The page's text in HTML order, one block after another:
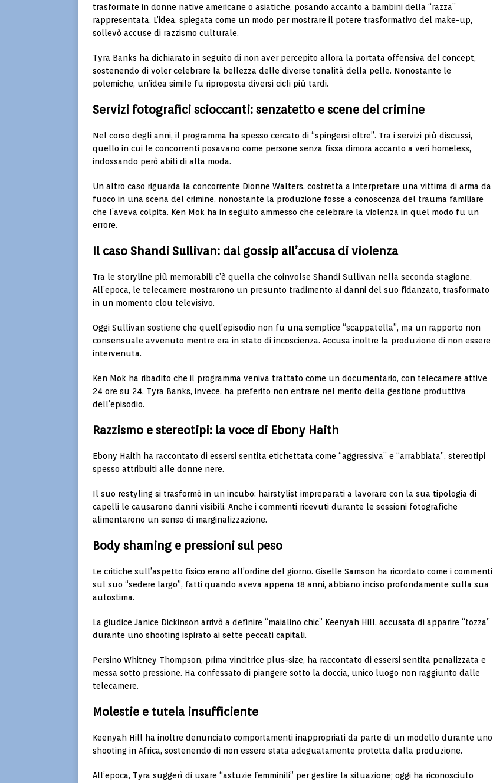
trasformate in donne native americane o asiatiche, posando accanto a bambini della “razza”
rappresentata. L’idea, spiegata come un modo per mostrare il potere trasformativo del make-up,
sollevò accuse di razzismo culturale.
Tyra Banks ha dichiarato in seguito di non aver percepito allora la portata offensiva del concept,
sostenendo di voler celebrare la bellezza delle diverse tonalità della pelle. Nonostante le
polemiche, un’idea simile fu riproposta diversi cicli più tardi.
Servizi fotografici scioccanti: senzatetto e scene del crimine
Nel corso degli anni, il programma ha spesso cercato di “spingersi oltre”. Tra i servizi più discussi,
quello in cui le concorrenti posavano come persone senza fissa dimora accanto a veri homeless,
indossando però abiti di alta moda.
Un altro caso riguarda la concorrente Dionne Walters, costretta a interpretare una vittima di arma da
fuoco in una scena del crimine, nonostante la produzione fosse a conoscenza del trauma familiare
che l’aveva colpita. Ken Mok ha in seguito ammesso che celebrare la violenza in quel modo fu un
errore.
Il caso Shandi Sullivan: dal gossip all’accusa di violenza
Tra le storyline più memorabili c’è quella che coinvolse Shandi Sullivan nella seconda stagione.
All’epoca, le telecamere mostrarono un presunto tradimento ai danni del suo fidanzato, trasformato
in un momento clou televisivo.
Oggi Sullivan sostiene che quell’episodio non fu una semplice “scappatella”, ma un rapporto non
consensuale avvenuto mentre era in stato di incoscienza. Accusa inoltre la produzione di non essere
intervenuta.
Ken Mok ha ribadito che il programma veniva trattato come un documentario, con telecamere attive
24 ore su 24. Tyra Banks, invece, ha preferito non entrare nel merito della gestione produttiva
dell’episodio.
Razzismo e stereotipi: la voce di Ebony Haith
Ebony Haith ha raccontato di essersi sentita etichettata come “aggressiva” e “arrabbiata”, stereotipi
spesso attribuiti alle donne nere.
Il suo restyling si trasformò in un incubo: hairstylist impreparati a lavorare con la sua tipologia di
capelli le causarono danni visibili. Anche i commenti ricevuti durante le sessioni fotografiche
alimentarono un senso di marginalizzazione.
Body shaming e pressioni sul peso
Le critiche sull’aspetto fisico erano all’ordine del giorno. Giselle Samson ha ricordato come i commenti
sul suo “sedere largo”, fatti quando aveva appena 18 anni, abbiano inciso profondamente sulla sua
autostima.
La giudice Janice Dickinson arrivò a definire “maialino chic” Keenyah Hill, accusata di apparire “tozza”
durante uno shooting ispirato ai sette peccati capitali.
Persino Whitney Thompson, prima vincitrice plus-size, ha raccontato di essersi sentita penalizzata e
messa sotto pressione. Ha confessato di piangere sotto la doccia, unico luogo non raggiunto dalle
telecamere.
Molestie e tutela insufficiente
Keenyah Hill ha inoltre denunciato comportamenti inappropriati da parte di un modello durante uno
shooting in Africa, sostenendo di non essere stata adeguatamente protetta dalla produzione.
All’epoca, Tyra suggerì di usare “astuzie femminili” per gestire la situazione; oggi ha riconosciuto